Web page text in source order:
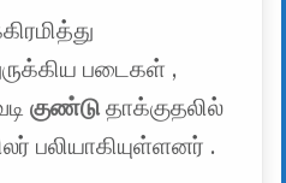
படைகள் ,
குண்டு தாக்குதலில்
பலியாகியுள்ளனர் .